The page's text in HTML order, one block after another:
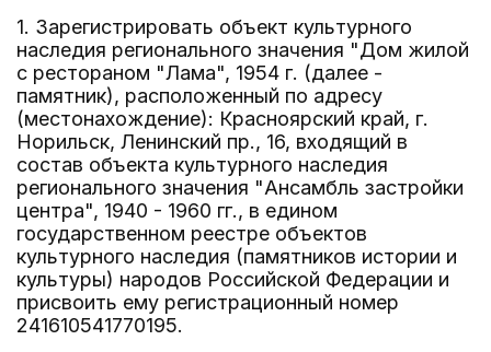
1. Зарегистрировать объект культурного
наследия регионального значения "Дом жилой
с рестораном "Лама", 1954 г. (далее -
памятник), расположенный по адресу
(местонахождение): Красноярский край, г.
Норильск, Ленинский пр., 16, входящий в
состав объекта культурного наследия
регионального значения "Ансамбль застройки
центра", 1940 - 1960 гг., в едином
государственном реестре объектов
культурного наследия (памятников истории и
культуры) народов Российской Федерации и
присвоить ему регистрационный номер
241610541770195.